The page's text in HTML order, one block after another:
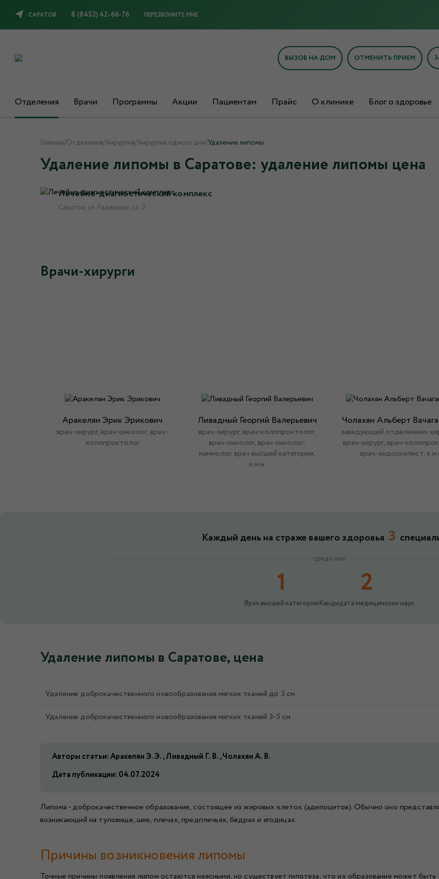
САРАТОВ 8 (8452) 42-66-76 ПЕРЕЗВОНИТЕ МНЕ
ВЫЗОВ НА ДОМ ОТМЕНИТЬ ПРИЕМ
Отделения Врачи Программы Акции Пациентам Прайс О клинике Блог о здоровье
Главная/Отделения/Хирургия/Хирургия одного дня/Удаление липомы
Удаление липомы в Саратове: удаление липомы цена
Лечебно-диагностический комплекс
Саратов, ул. Радищева, зд. 2
Врачи-хирурги
Аракелян Эрик Эрикович
врач-хирург, врач-онколог, врач-
колопроктолог
Ливадный Георгий Валерьевич
врач-хирург, врач-колопроктолог,
врач-онколог, врач онколог-
маммолог, врач высшей категории,
к.м.н.
Чолахян Альберт
заведующий отделением
врач-хирург, врач-
врач-эндоскопист,
Каждый день на страже вашего здоровья 3
среди них
1
Врач высшей категории
2
Кандидата медицинских наук
Удаление липомы в Саратове, цена
Удаление доброкачественного новообразования мягких тканей до 3 см
Удаление доброкачественного новообразования мягких тканей 3-5 см
Авторы статьи: Аракелян Э. Э., Ливадный Г. В., Чолахян А. В.
Дата публикации: 04.07.2024
Липома - доброкачественное образование, состоящее из жировых клеток (адипоцитов). Обычно оно
возникающий на туловище, шее, плечах, предплечьях, бёдрах и ягодицах.
Причины возникновения липомы
Точные причины появления липом остаются неясными, но существует гипотеза, что их образование может